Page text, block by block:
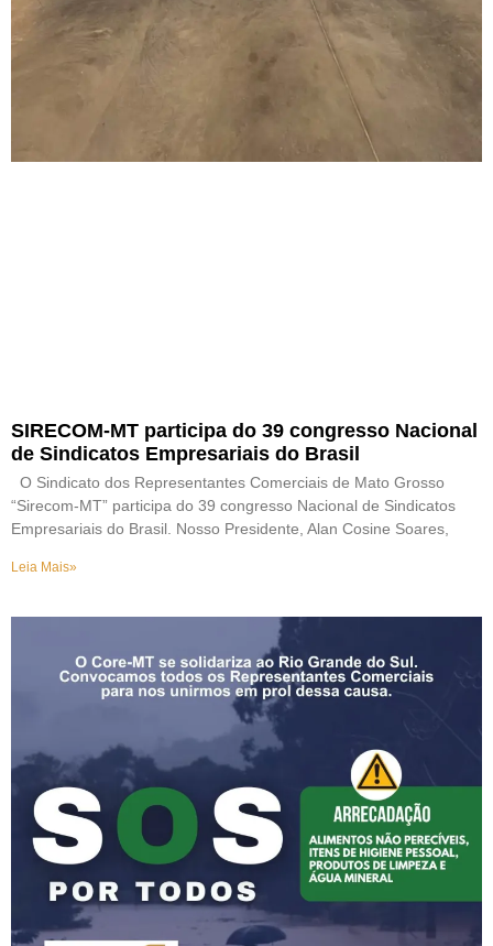
SIRECOM-MT participa do 39 congresso Nacional
de Sindicatos Empresariais do Brasil
O Sindicato dos Representantes Comerciais de Mato Grosso
“Sirecom-MT” participa do 39 congresso Nacional de Sindicatos
Empresariais do Brasil. Nosso Presidente, Alan Cosine Soares,
Leia Mais»